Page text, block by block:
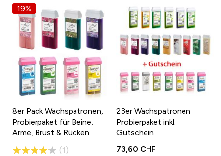
19%
8er Pack Wachspatronen,
Probierpaket für Beine,
Arme, Brust & Rücken
Bewertung:
1
23er Wachspatronen
Probierpaket inkl.
Gutschein
73,60 CHF